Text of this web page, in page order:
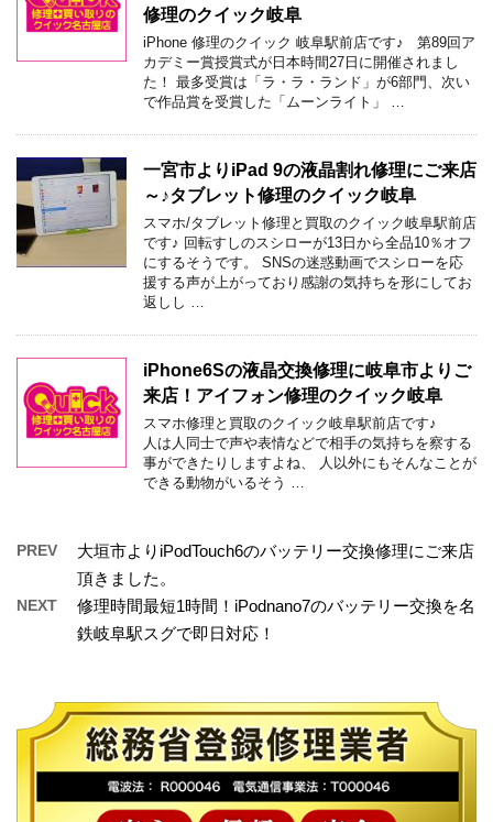
修理のクイック岐阜
iPhone 修理のクイック 岐阜駅前店です♪ 第89回ア
カデミー賞授賞式が日本時間27日に開催されまし
た！ 最多受賞は「ラ・ラ・ランド」が6部門、次い
で作品賞を受賞した「ムーンライト」 …
一宮市よりiPad 9の液晶割れ修理にご来店
～♪タブレット修理のクイック岐阜
スマホ/タブレット修理と買取のクイック岐阜駅前店
です♪ 回転すしのスシローが13日から全品10％オフ
にするそうです。 SNSの迷惑動画でスシローを応
援する声が上がっており感謝の気持ちを形にしてお
返しし …
iPhone6Sの液晶交換修理に岐阜市よりご
来店！アイフォン修理のクイック岐阜
スマホ修理と買取のクイック岐阜駅前店です♪
人は人同士で声や表情などで相手の気持ちを察する
事ができたりしますよね、 人以外にもそんなことが
できる動物がいるそう …
PREV
大垣市よりiPodTouch6のバッテリー交換修理にご来店
頂きました。
NEXT
修理時間最短1時間！iPodnano7のバッテリー交換を名
鉄岐阜駅スグで即日対応！